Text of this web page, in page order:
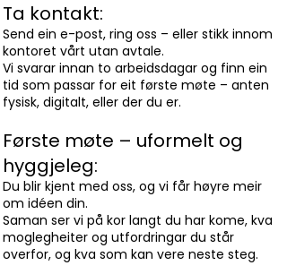
Ta kontakt:
Send ein e-post, ring oss – eller stikk innom
kontoret vårt utan avtale.
Vi svarar innan to arbeidsdagar og finn ein
tid som passar for eit første møte – anten
fysisk, digitalt, eller der du er.
Første møte – uformelt og
hyggjeleg:
Du blir kjent med oss, og vi får høyre meir
om idéen din.
Saman ser vi på kor langt du har kome, kva
moglegheiter og utfordringar du står
overfor, og kva som kan vere neste steg.